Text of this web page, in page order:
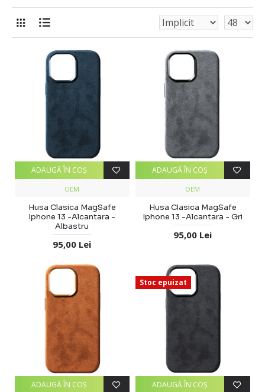
OEM
Husa Clasica MagSafe
Iphone 13 -Alcantara -
Albastru
95,00 Lei
ADAUGĂ ÎN COŞ
OEM
Husa Clasica MagSafe
Iphone 13 -Alcantara - Gri
95,00 Lei
ADAUGĂ ÎN COŞ
ADAUGĂ ÎN COŞ
Stoc epuizat
ADAUGĂ ÎN COŞ